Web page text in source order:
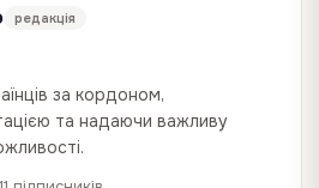
редакція
за кордоном,
та надаючи важливу